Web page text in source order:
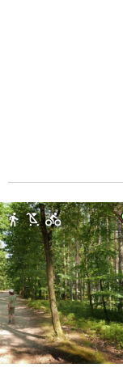
directions_walk child_friendly directions_bike